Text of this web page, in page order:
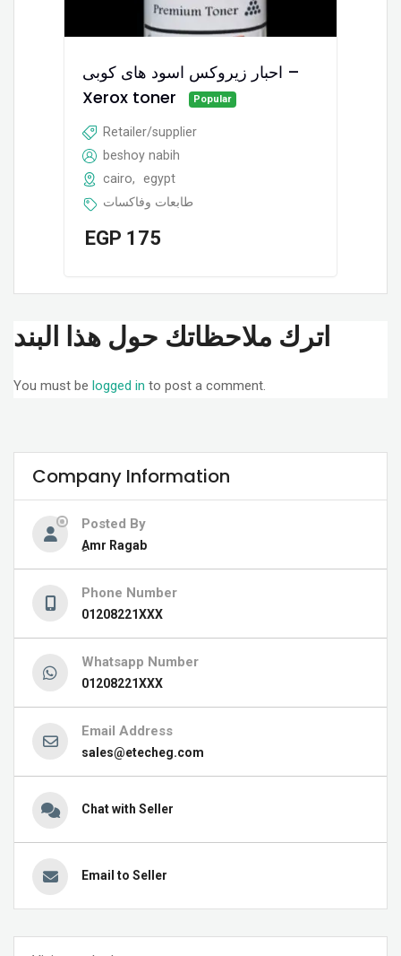
احبار زيروكس اسود هاى كوبى –
Xerox toner
Popular
Retailer/supplier
beshoy nabih
cairo,
egypt
طابعات وفاكسات
EGP 175
اترك ملاحظاتك حول هذا البند
You must be logged in to post a comment.
Company Information
Posted By
ِAmr Ragab
Phone Number
01208221XXX
Whatsapp Number
01208221XXX
Email Address
sales@etecheg.com
Chat with Seller
Email to Seller